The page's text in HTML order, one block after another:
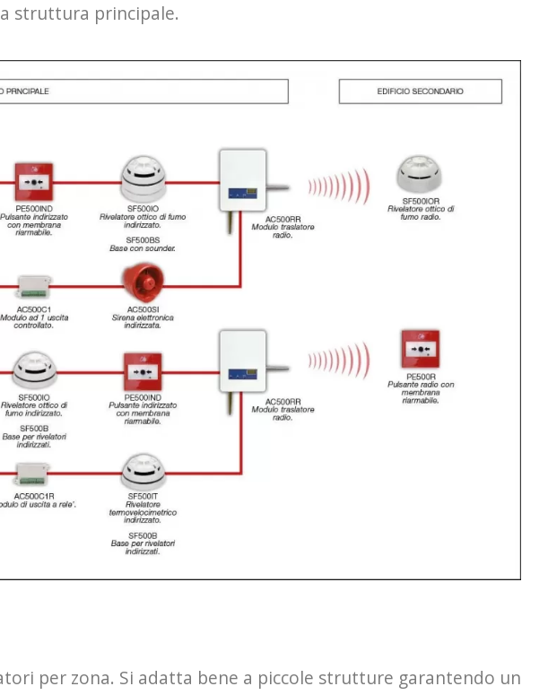
struttura principale.
per zona. Si adatta bene a piccole strutture garantendo un